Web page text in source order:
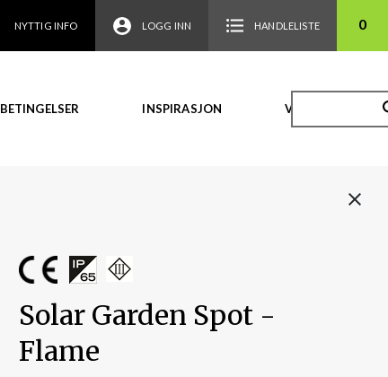
NYTTIG INFO LOGG INN HANDLELISTE 0
BETINGELSER INSPIRASJON VIDEO
Solar Garden Spot -
Flame